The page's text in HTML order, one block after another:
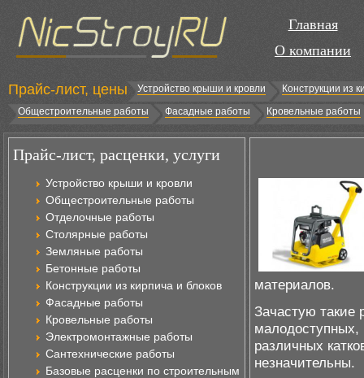
Главная
О компании
Прайс-лист, цены Устройство крыши и кровли
Конструкции из
Общестроительные работы
Фасадные работы Кровельные работы
Прайс-лист, расценки, услуги
Устройство крыши и кровли
Общестроительные работы
Отделочные работы
Столярные работы
Земляные работы
Бетонные работы
Конструкции из кирпича и блоков
Фасадные работы
Кровельные работы
Электромонтажные работы
Сантехнические работы
Базовые расценки по строительным
материалов.
Зачастую такие
малодоступных,
различных
незначительны.